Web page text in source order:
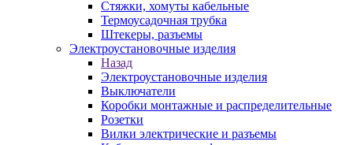
Стяжки, хомуты кабельные
Термоусадочная трубка
Штекеры, разъемы
Электроустановочные изделия
Назад
Электроустановочные изделия
Выключатели
Коробки монтажные и распределительные
Розетки
Вилки электрические и разъемы